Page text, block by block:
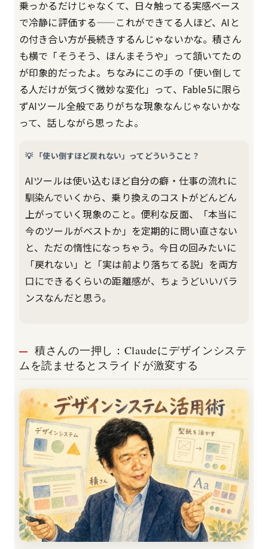
乗っかるだけじゃなくて、日々触ってる実感ベース
で冷静に評価する——これができてる人ほど、AIと
の付き合い方が長続きするんじゃないかな。積さん
も横で「そうそう、ほんまそうや」って頷いてたの
が印象的だったよ。ちなみにこの手の「使い倒して
る人だけが気づく微妙な変化」って、Fable5に限ら
ずAIツール全般でありがちな現象なんじゃないかな
って、話しながら思ったよ。
💡 「使い倒すほど戻れない」ってどういうこと？
AIツールは使い込むほど自分の癖・仕事の流れに
馴染んでいくから、乗り換えのコストがどんどん
上がっていく現象のこと。便利な反面、「本当に
今のツールがベストか」を定期的に問い直さない
と、ただの惰性になっちゃう。今日の回みたいに
「戻れない」と「実は前より落ちてる説」を両方
口にできるくらいの距離感が、ちょうどいいバラ
ンスなんだと思う。
積さんの一押し：Claudeにデザインシステ
ムを読ませるとスライドが激変する